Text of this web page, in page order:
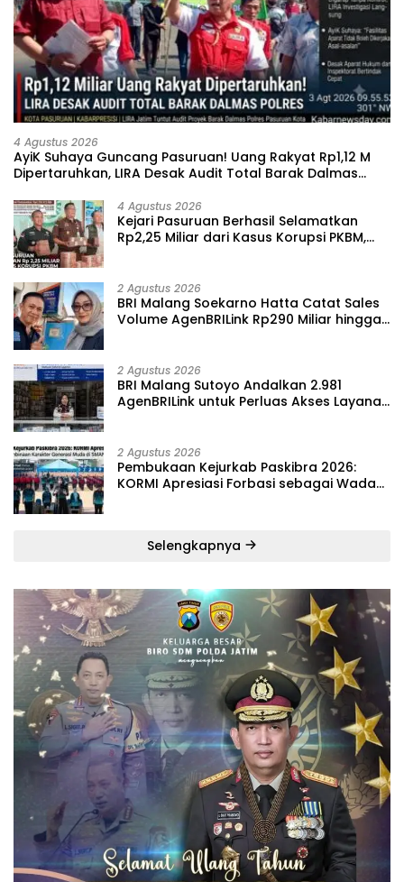
4 Agustus 2026
‎AyiK Suhaya Guncang Pasuruan! Uang Rakyat Rp1,12 M
Dipertaruhkan, LIRA Desak Audit Total Barak Dalmas
4 Agustus 2026
Kejari Pasuruan Berhasil Selamatkan
Rp2,25 Miliar dari Kasus Korupsi PKBM,
2 Agustus 2026
BRI Malang Soekarno Hatta Catat Sales
Volume AgenBRILink Rp290 Miliar hingga
2 Agustus 2026
BRI Malang Sutoyo Andalkan 2.981
AgenBRILink untuk Perluas Akses Layanan
2 Agustus 2026
‎Pembukaan Kejurkab Paskibra 2026:
KORMI Apresiasi Forbasi sebagai Wadah
Selengkapnya